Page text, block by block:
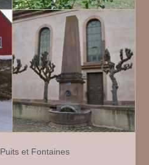
Puits et Fontaines